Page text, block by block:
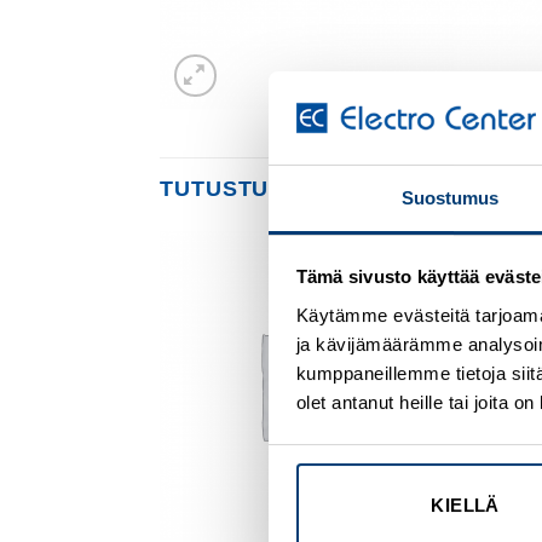
Suostumus
Tämä sivusto käyttää
Käytämme evästeitä
ja kävijämäärämme
kumppaneillemme tietoja
olet antanut heille tai joita
KIELLÄ
TUTUSTU MYÖS
wishlist